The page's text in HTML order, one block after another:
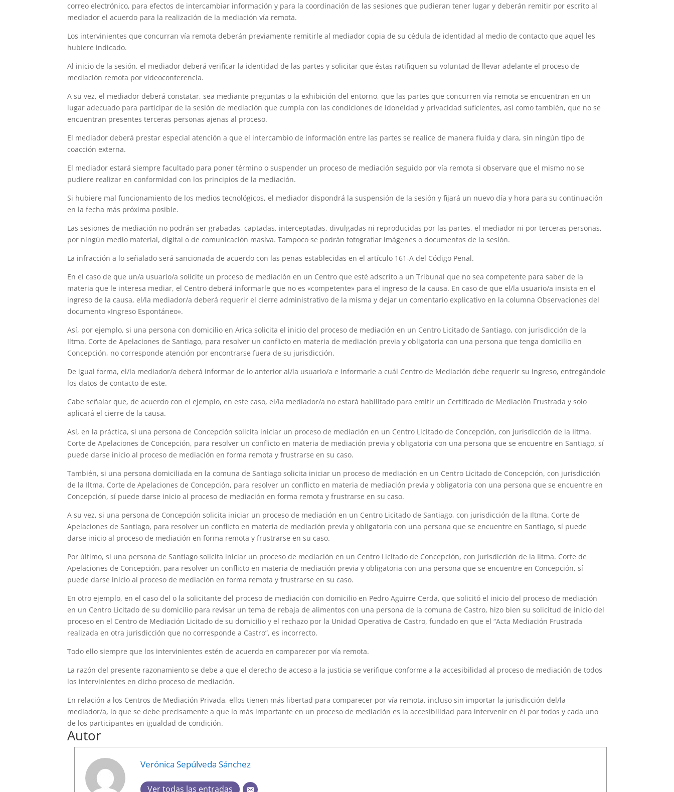
correo electrónico, para efectos de intercambiar información y para la coordinación de las sesiones que pudieran tener lugar y deberán remitir por escrito al
mediador el acuerdo para la realización de la mediación vía remota.
Los intervinientes que concurran vía remota deberán previamente remitirle al mediador copia de su cédula de identidad al medio de contacto que aquel les
hubiere indicado.
Al inicio de la sesión, el mediador deberá verificar la identidad de las partes y solicitar que éstas ratifiquen su voluntad de llevar adelante el proceso de
mediación remota por videoconferencia.
A su vez, el mediador deberá constatar, sea mediante preguntas o la exhibición del entorno, que las partes que concurren vía remota se encuentran en un
lugar adecuado para participar de la sesión de mediación que cumpla con las condiciones de idoneidad y privacidad suficientes, así como también, que no se
encuentran presentes terceras personas ajenas al proceso.
El mediador deberá prestar especial atención a que el intercambio de información entre las partes se realice de manera fluida y clara, sin ningún tipo de
coacción externa.
El mediador estará siempre facultado para poner término o suspender un proceso de mediación seguido por vía remota si observare que el mismo no se
pudiere realizar en conformidad con los principios de la mediación.
Si hubiere mal funcionamiento de los medios tecnológicos, el mediador dispondrá la suspensión de la sesión y fijará un nuevo día y hora para su continuación
en la fecha más próxima posible.
Las sesiones de mediación no podrán ser grabadas, captadas, interceptadas, divulgadas ni reproducidas por las partes, el mediador ni por terceras personas,
por ningún medio material, digital o de comunicación masiva. Tampoco se podrán fotografiar imágenes o documentos de la sesión.
La infracción a lo señalado será sancionada de acuerdo con las penas establecidas en el artículo 161-A del Código Penal.
En el caso de que un/a usuario/a solicite un proceso de mediación en un Centro que esté adscrito a un Tribunal que no sea competente para saber de la
materia que le interesa mediar, el Centro deberá informarle que no es «competente» para el ingreso de la causa. En caso de que el/la usuario/a insista en el
ingreso de la causa, el/la mediador/a deberá requerir el cierre administrativo de la misma y dejar un comentario explicativo en la columna Observaciones del
documento «Ingreso Espontáneo».
Así, por ejemplo, si una persona con domicilio en Arica solicita el inicio del proceso de mediación en un Centro Licitado de Santiago, con jurisdicción de la
Iltma. Corte de Apelaciones de Santiago, para resolver un conflicto en materia de mediación previa y obligatoria con una persona que tenga domicilio en
Concepción, no corresponde atención por encontrarse fuera de su jurisdicción.
De igual forma, el/la mediador/a deberá informar de lo anterior al/la usuario/a e informarle a cuál Centro de Mediación debe requerir su ingreso, entregándole
los datos de contacto de este.
Cabe señalar que, de acuerdo con el ejemplo, en este caso, el/la mediador/a no estará habilitado para emitir un Certificado de Mediación Frustrada y solo
aplicará el cierre de la causa.
Así, en la práctica, si una persona de Concepción solicita iniciar un proceso de mediación en un Centro Licitado de Concepción, con jurisdicción de la Iltma.
Corte de Apelaciones de Concepción, para resolver un conflicto en materia de mediación previa y obligatoria con una persona que se encuentre en Santiago, sí
puede darse inicio al proceso de mediación en forma remota y frustrarse en su caso.
También, si una persona domiciliada en la comuna de Santiago solicita iniciar un proceso de mediación en un Centro Licitado de Concepción, con jurisdicción
de la Iltma. Corte de Apelaciones de Concepción, para resolver un conflicto en materia de mediación previa y obligatoria con una persona que se encuentre en
Concepción, sí puede darse inicio al proceso de mediación en forma remota y frustrarse en su caso.
A su vez, si una persona de Concepción solicita iniciar un proceso de mediación en un Centro Licitado de Santiago, con jurisdicción de la Iltma. Corte de
Apelaciones de Santiago, para resolver un conflicto en materia de mediación previa y obligatoria con una persona que se encuentre en Santiago, sí puede
darse inicio al proceso de mediación en forma remota y frustrarse en su caso.
Por último, si una persona de Santiago solicita iniciar un proceso de mediación en un Centro Licitado de Concepción, con jurisdicción de la Iltma. Corte de
Apelaciones de Concepción, para resolver un conflicto en materia de mediación previa y obligatoria con una persona que se encuentre en Concepción, sí
puede darse inicio al proceso de mediación en forma remota y frustrarse en su caso.
En otro ejemplo, en el caso del o la solicitante del proceso de mediación con domicilio en Pedro Aguirre Cerda, que solicitó el inicio del proceso de mediación
en un Centro Licitado de su domicilio para revisar un tema de rebaja de alimentos con una persona de la comuna de Castro, hizo bien su solicitud de inicio del
proceso en el Centro de Mediación Licitado de su domicilio y el rechazo por la Unidad Operativa de Castro, fundado en que el “Acta Mediación Frustrada
realizada en otra jurisdicción que no corresponde a Castro”, es incorrecto.
Todo ello siempre que los intervinientes estén de acuerdo en comparecer por vía remota.
La razón del presente razonamiento se debe a que el derecho de acceso a la justicia se verifique conforme a la accesibilidad al proceso de mediación de todos
los intervinientes en dicho proceso de mediación.
En relación a los Centros de Mediación Privada, ellos tienen más libertad para comparecer por vía remota, incluso sin importar la jurisdicción del/la
mediador/a, lo que se debe precisamente a que lo más importante en un proceso de mediación es la accesibilidad para intervenir en él por todos y cada uno
de los participantes en igualdad de condición.
Autor
Verónica Sepúlveda Sánchez
Ver todas las entradas